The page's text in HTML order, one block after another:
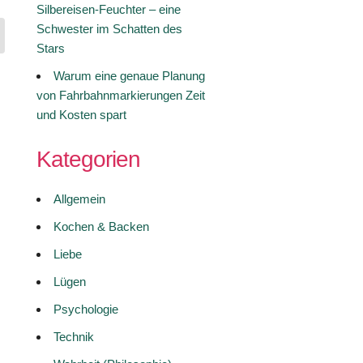
Silbereisen-Feuchter – eine
Schwester im Schatten des
Stars
Warum eine genaue Planung
von Fahrbahnmarkierungen Zeit
und Kosten spart
Kategorien
Allgemein
Kochen & Backen
Liebe
Lügen
Psychologie
Technik